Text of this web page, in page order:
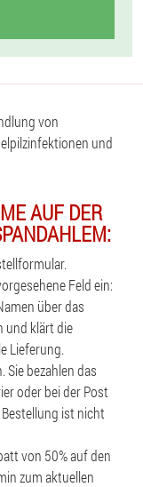
von
und
AUF DER
Feld ein:
über das
und klärt die
Lieferung.
Sie bezahlen das
oder bei der Post
ist nicht
von 50% auf den
zum aktuellen